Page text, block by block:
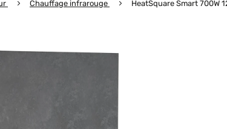
Chauffage infrarouge HeatSquare Smart 700W